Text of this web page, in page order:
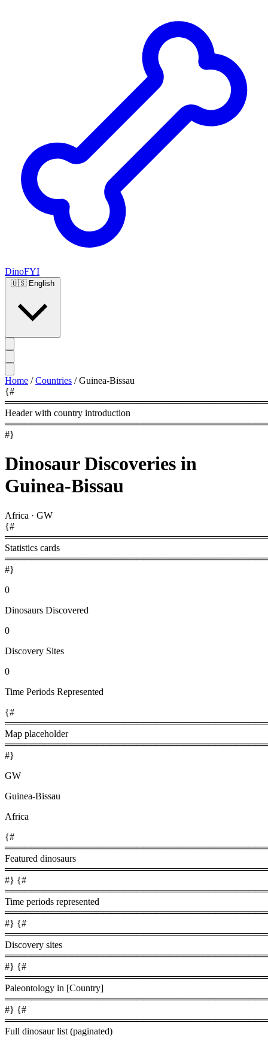
DinoFYI
🇺🇸 English
Home / Countries / Guinea-Bissau
{#
Header with country introduction
#}
Dinosaur Discoveries in
Guinea-Bissau
Africa · GW
{#
Statistics cards
#}
0
Dinosaurs Discovered
0
Discovery Sites
0
Time Periods Represented
{#
Map placeholder
#}
GW
Guinea-Bissau
Africa
{#
Featured dinosaurs
#} {#
Time periods represented
#} {#
Discovery sites
#} {#
Paleontology in [Country]
#} {#
Full dinosaur list (paginated)